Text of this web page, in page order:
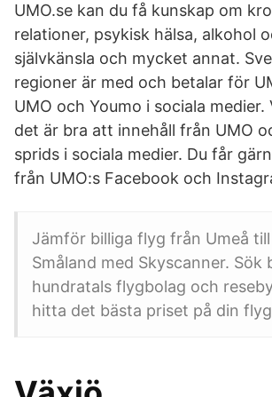
UMO.se kan du få kunskap om
relationer, psykisk hälsa, alkohol
självkänsla och mycket annat.
regioner är med och betalar för
UMO och Youmo i sociala
det är bra att innehåll från UMO
sprids i sociala medier. Du får
från UMO:s Facebook och
Jämför billiga flyg från Umeå till
Småland med Skyscanner. Sök
hundratals flygbolag och
hitta det bästa priset på din